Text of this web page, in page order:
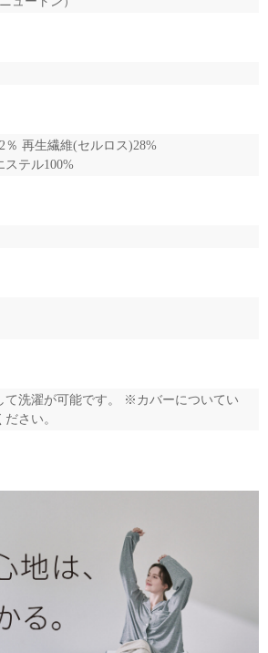
％ 再生繊維(セルロス)28%
テル100%
て洗濯が可能です。 ※カバーについてい
さい。